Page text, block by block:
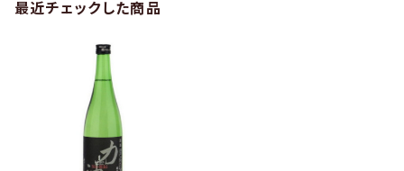
最近チェックした商品